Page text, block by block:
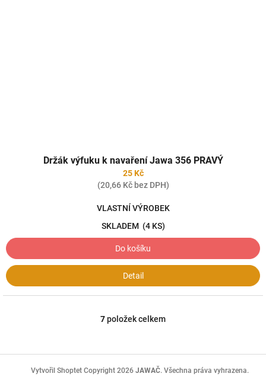
Držák výfuku k navaření Jawa 356 PRAVÝ
25 Kč
(20,66 Kč bez DPH)
VLASTNÍ VÝROBEK
SKLADEM (4 KS)
Do košíku
Detail
O
á
d
7položek celkem
Vytvořil Shoptet Copyright 2026JAWAČ. Všechna práva vyhrazena.